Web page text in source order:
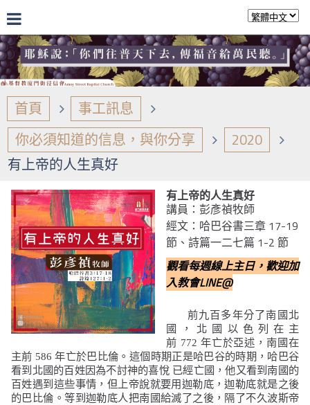
首頁
事工訊息
你必須知道的信息，與你分享
2020
有上帝的人生真好
有上帝的人生真好
講員：彭彥禎牧師
經文：哈巴谷書三章 17-19
節、詩篇一二七篇 1-2 節
觀看每週線上主日，歡迎加
入教會LINE@
前九百多年分了南國北
國，北國以色列在主
前 772 年亡於亞述，南國在
主前 586年亡於巴比倫。這個時期正是哈巴谷的時期，哈巴谷
看到北國的百姓因為不討神的喜悅 已經亡國，他又看到南國的
百姓遇到這些事情，但上帝說就要用迦勒底，迦勒底就是之後
的巴比倫。等到迦勒底人把南國給滅了之後，隔了不久波斯帝